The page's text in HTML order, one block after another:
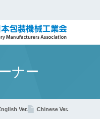
ナー
Ver. Chinese Ver.